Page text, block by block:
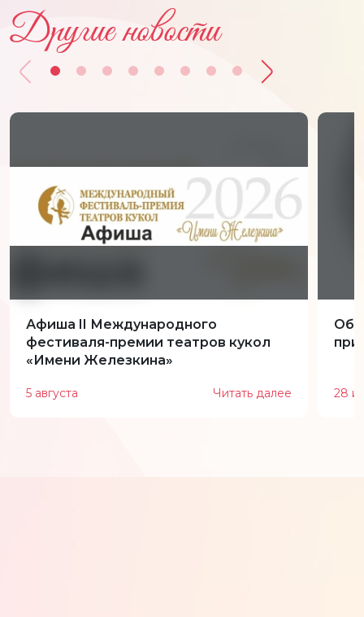
Другие новости
Афиша II Международного
фестиваля-премии театров кукол
«Имени Железкина»
5 августа Читать далее 28